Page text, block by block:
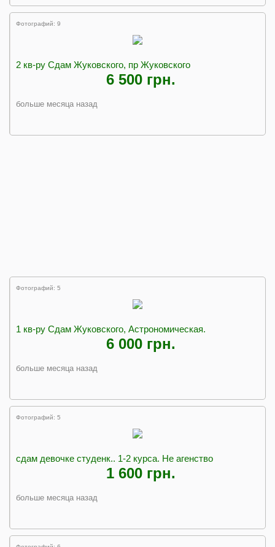
Фотографий: 9
2 кв-ру Сдам Жуковского, пр Жуковского
6 500 грн.
больше месяца назад
Фотографий: 5
1 кв-ру Сдам Жуковского, Астрономическая.
6 000 грн.
больше месяца назад
Фотографий: 5
сдам девочке студенк.. 1-2 курса. Не агенство
1 600 грн.
больше месяца назад